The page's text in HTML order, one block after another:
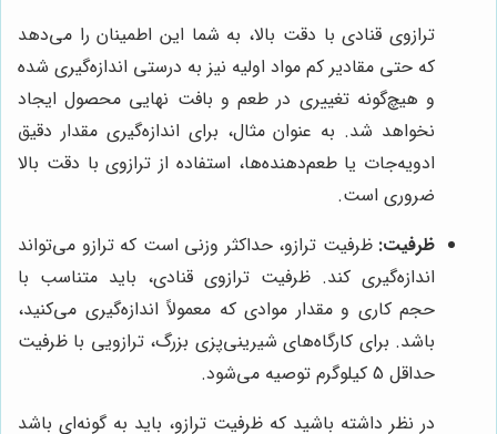
ترازوی قنادی با دقت بالا، به شما این اطمینان را می‌دهد
که حتی مقادیر کم مواد اولیه نیز به درستی اندازه‌گیری شده
و هیچ‌گونه تغییری در طعم و بافت نهایی محصول ایجاد
نخواهد شد. به عنوان مثال، برای اندازه‌گیری مقدار دقیق
ادویه‌جات یا طعم‌دهنده‌ها، استفاده از ترازوی با دقت بالا
ضروری است.
ظرفیت: ظرفیت ترازو، حداکثر وزنی است که ترازو می‌تواند
اندازه‌گیری کند. ظرفیت ترازوی قنادی، باید متناسب با
حجم کاری و مقدار موادی که معمولاً اندازه‌گیری می‌کنید،
باشد. برای کارگاه‌های شیرینی‌پزی بزرگ، ترازویی با ظرفیت
حداقل 5 کیلوگرم توصیه می‌شود.
در نظر داشته باشید که ظرفیت ترازو، باید به گونه‌ای باشد